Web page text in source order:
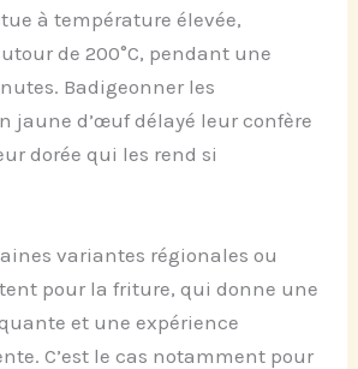
à température élevée,
de 200°C, pendant une
Badigeonner les
jaune d’œuf délayé leur confère
dorée qui les rend si
variantes régionales ou
pour la friture, qui donne une
et une expérience
C’est le cas notamment pour